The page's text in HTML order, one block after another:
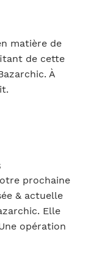
matière de
de cette
À
prochaine
& actuelle
Elle
opération